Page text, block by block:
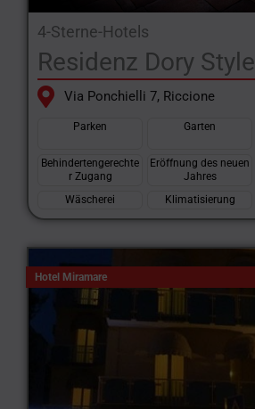
4-Sterne-Hotels
Residenz Dory Style
Via Ponchielli 7, Riccione
Parken Garten
Behindertengerechte
r Zugang
Eröffnung des neuen
Jahres
Wäscherei Klimatisierung
Hotel Miramare